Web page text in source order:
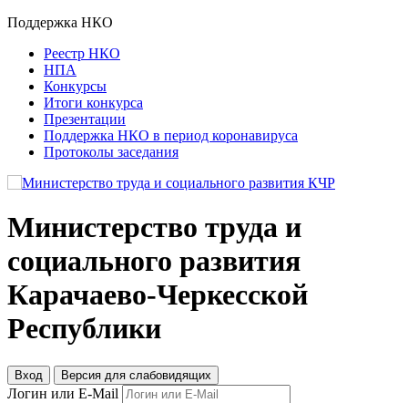
Поддержка НКО
Реестр НКО
НПА
Конкурсы
Итоги конкурса
Презентации
Поддержка НКО в период коронавируса
Протоколы заседания
Министерство труда и
социального развития
Карачаево-Черкесской
Республики
Вход Версия для слабовидящих
Логин или E-Mail